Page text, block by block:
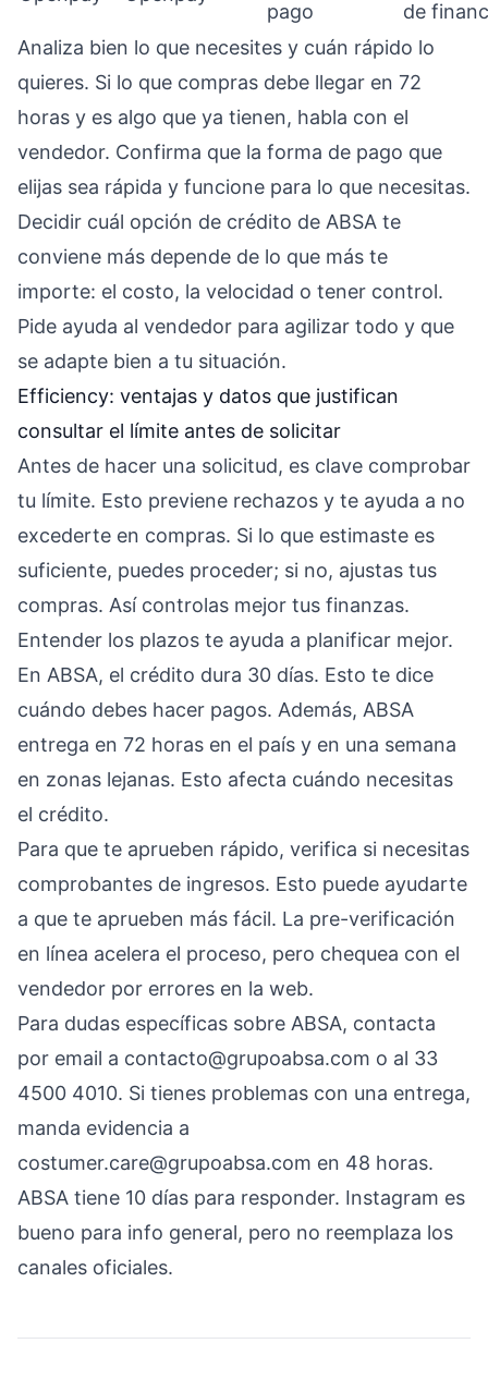
pago
de
Analiza bien lo que necesites y cuán rápido lo
quieres. Si lo que compras debe llegar en 72
horas y es algo que ya tienen, habla con el
vendedor. Confirma que la forma de pago que
elijas sea rápida y funcione para lo que necesitas.
Decidir cuál opción de crédito de ABSA te
conviene más depende de lo que más te
importe: el costo, la velocidad o tener control.
Pide ayuda al vendedor para agilizar todo y que
se adapte bien a tu situación.
Efficiency: ventajas y datos que justifican
consultar el límite antes de solicitar
Antes de hacer una solicitud, es clave comprobar
tu límite. Esto previene rechazos y te ayuda a no
excederte en compras. Si lo que estimaste es
suficiente, puedes proceder; si no, ajustas tus
compras. Así controlas mejor tus finanzas.
Entender los plazos te ayuda a planificar mejor.
En ABSA, el crédito dura 30 días. Esto te dice
cuándo debes hacer pagos. Además, ABSA
entrega en 72 horas en el país y en una semana
en zonas lejanas. Esto afecta cuándo necesitas
el crédito.
Para que te aprueben rápido, verifica si necesitas
comprobantes de ingresos. Esto puede ayudarte
a que te aprueben más fácil. La pre-verificación
en línea acelera el proceso, pero chequea con el
vendedor por errores en la web.
Para dudas específicas sobre ABSA, contacta
por email a contacto@grupoabsa.com o al 33
4500 4010. Si tienes problemas con una entrega,
manda evidencia a
costumer.care@grupoabsa.com en 48 horas.
ABSA tiene 10 días para responder. Instagram es
bueno para info general, pero no reemplaza los
canales oficiales.